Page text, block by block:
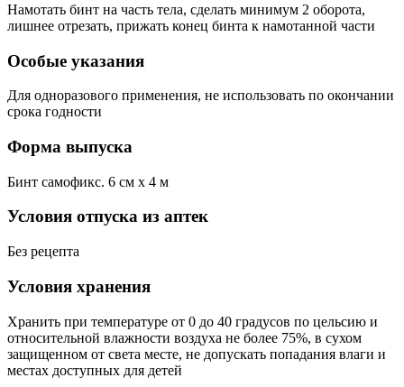
Намотать бинт на часть тела, сделать минимум 2 оборота,
лишнее отрезать, прижать конец бинта к намотанной части
Особые указания
Для одноразового применения, не использовать по окончании
срока годности
Форма выпуска
Бинт самофикс. 6 см х 4 м
Условия отпуска из аптек
Без рецепта
Условия хранения
Хранить при температуре от 0 до 40 градусов по цельсию и
относительной влажности воздуха не более 75%, в сухом
защищенном от света месте, не допускать попадания влаги и
местах доступных для детей